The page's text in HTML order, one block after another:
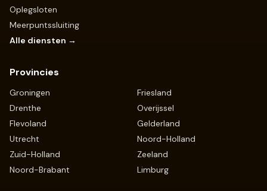
Oplegsloten
Meerpuntssluiting
Alle diensten →
Provincies
Groningen
Friesland
Drenthe
Overijssel
Flevoland
Gelderland
Utrecht
Noord-Holland
Zuid-Holland
Zeeland
Noord-Brabant
Limburg